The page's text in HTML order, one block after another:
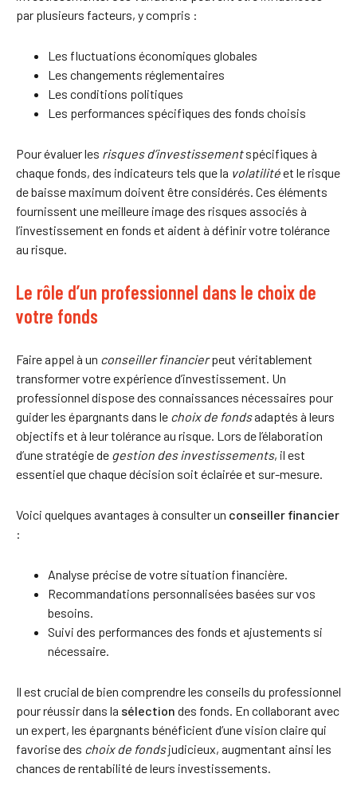
par plusieurs facteurs, y compris :
Les fluctuations économiques globales
Les changements réglementaires
Les conditions politiques
Les performances spécifiques des fonds choisis
Pour évaluer les risques d’investissementspécifiques à
chaque fonds, des indicateurs tels que la volatilitéet le risque
de baisse maximum doivent être considérés. Ces éléments
fournissent une meilleure image des risques associés à
l’investissement en fonds et aident à définir votre tolérance
au risque.
Le rôle d’un professionnel dans le choix de
votre fonds
Faire appel à un conseiller financierpeut véritablement
transformer votre expérience d’investissement. Un
professionnel dispose des connaissances nécessaires pour
guider les épargnants dans le choix de fondsadaptés à leurs
objectifs et à leur tolérance au risque. Lors de l’élaboration
d’une stratégie de gestion des investissements, il est
essentiel que chaque décision soit éclairée et sur-mesure.
Voici quelques avantages à consulter un conseiller financier
:
Analyse précise de votre situation financière.
Recommandations personnalisées basées sur vos
besoins.
Suivi des performances des fonds et ajustements si
nécessaire.
Il est crucial de bien comprendre les conseils du professionnel
pour réussir dans la sélection des fonds. En collaborant avec
un expert, les épargnants bénéficient d’une vision claire qui
favorise des choix de fondsjudicieux, augmentant ainsi les
chances de rentabilité de leurs investissements.